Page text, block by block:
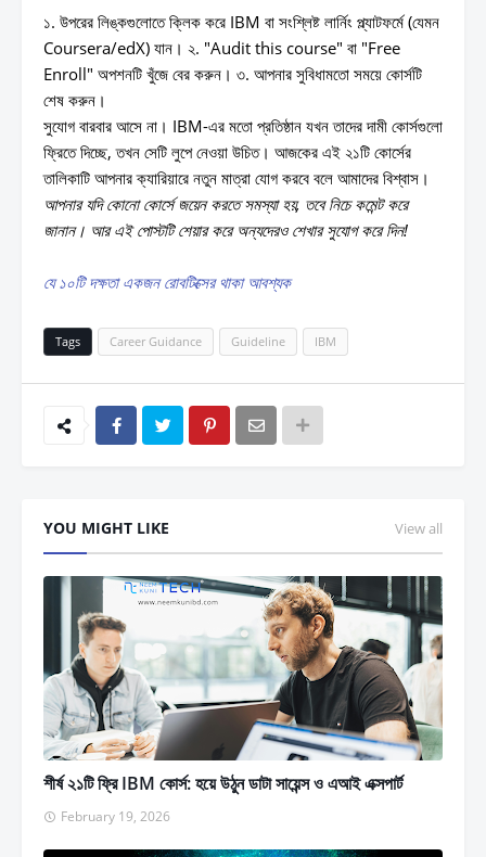
১. উপরের লিঙ্কগুলোতে ক্লিক করে IBM বা সংশ্লিষ্ট লার্নিং প্ল্যাটফর্মে (যেমন
Coursera/edX) যান। ২. "Audit this course" বা "Free
Enroll" অপশনটি খুঁজে বের করুন। ৩. আপনার সুবিধামতো সময়ে কোর্সটি
শেষ করুন।
সুযোগ বারবার আসে না। IBM-এর মতো প্রতিষ্ঠান যখন তাদের দামী কোর্সগুলো
ফ্রিতে দিচ্ছে, তখন সেটি লুপে নেওয়া উচিত। আজকের এই ২১টি কোর্সের
তালিকাটি আপনার ক্যারিয়ারে নতুন মাত্রা যোগ করবে বলে আমাদের বিশ্বাস।
আপনার যদি কোনো কোর্সে জয়েন করতে সমস্যা হয়, তবে নিচে কমেন্ট করে
জানান। আর এই পোস্টটি শেয়ার করে অন্যদেরও শেখার সুযোগ করে দিন!
যে ১০টি দক্ষতা একজন রোবটিক্সের থাকা আবশ্যক
Tags Career Guidance Guideline IBM
YOU MIGHT LIKE View all
শীর্ষ ২১টি ফ্রি IBM কোর্স: হয়ে উঠুন ডাটা সায়েন্স ও এআই এক্সপার্ট
February 19, 2026